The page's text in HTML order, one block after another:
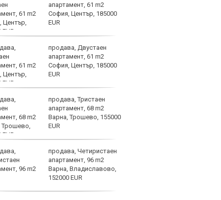
апартамент, 61 m2
София, Център, 185000
EUR
продава, Двустаен
апартамент, 61 m2
София, Център, 185000
EUR
продава, Тристаен
апартамент, 68 m2
Варна, Трошево, 155000
EUR
продава, Четиристаен
апартамент, 96 m2
Варна, Владиславово,
152000 EUR